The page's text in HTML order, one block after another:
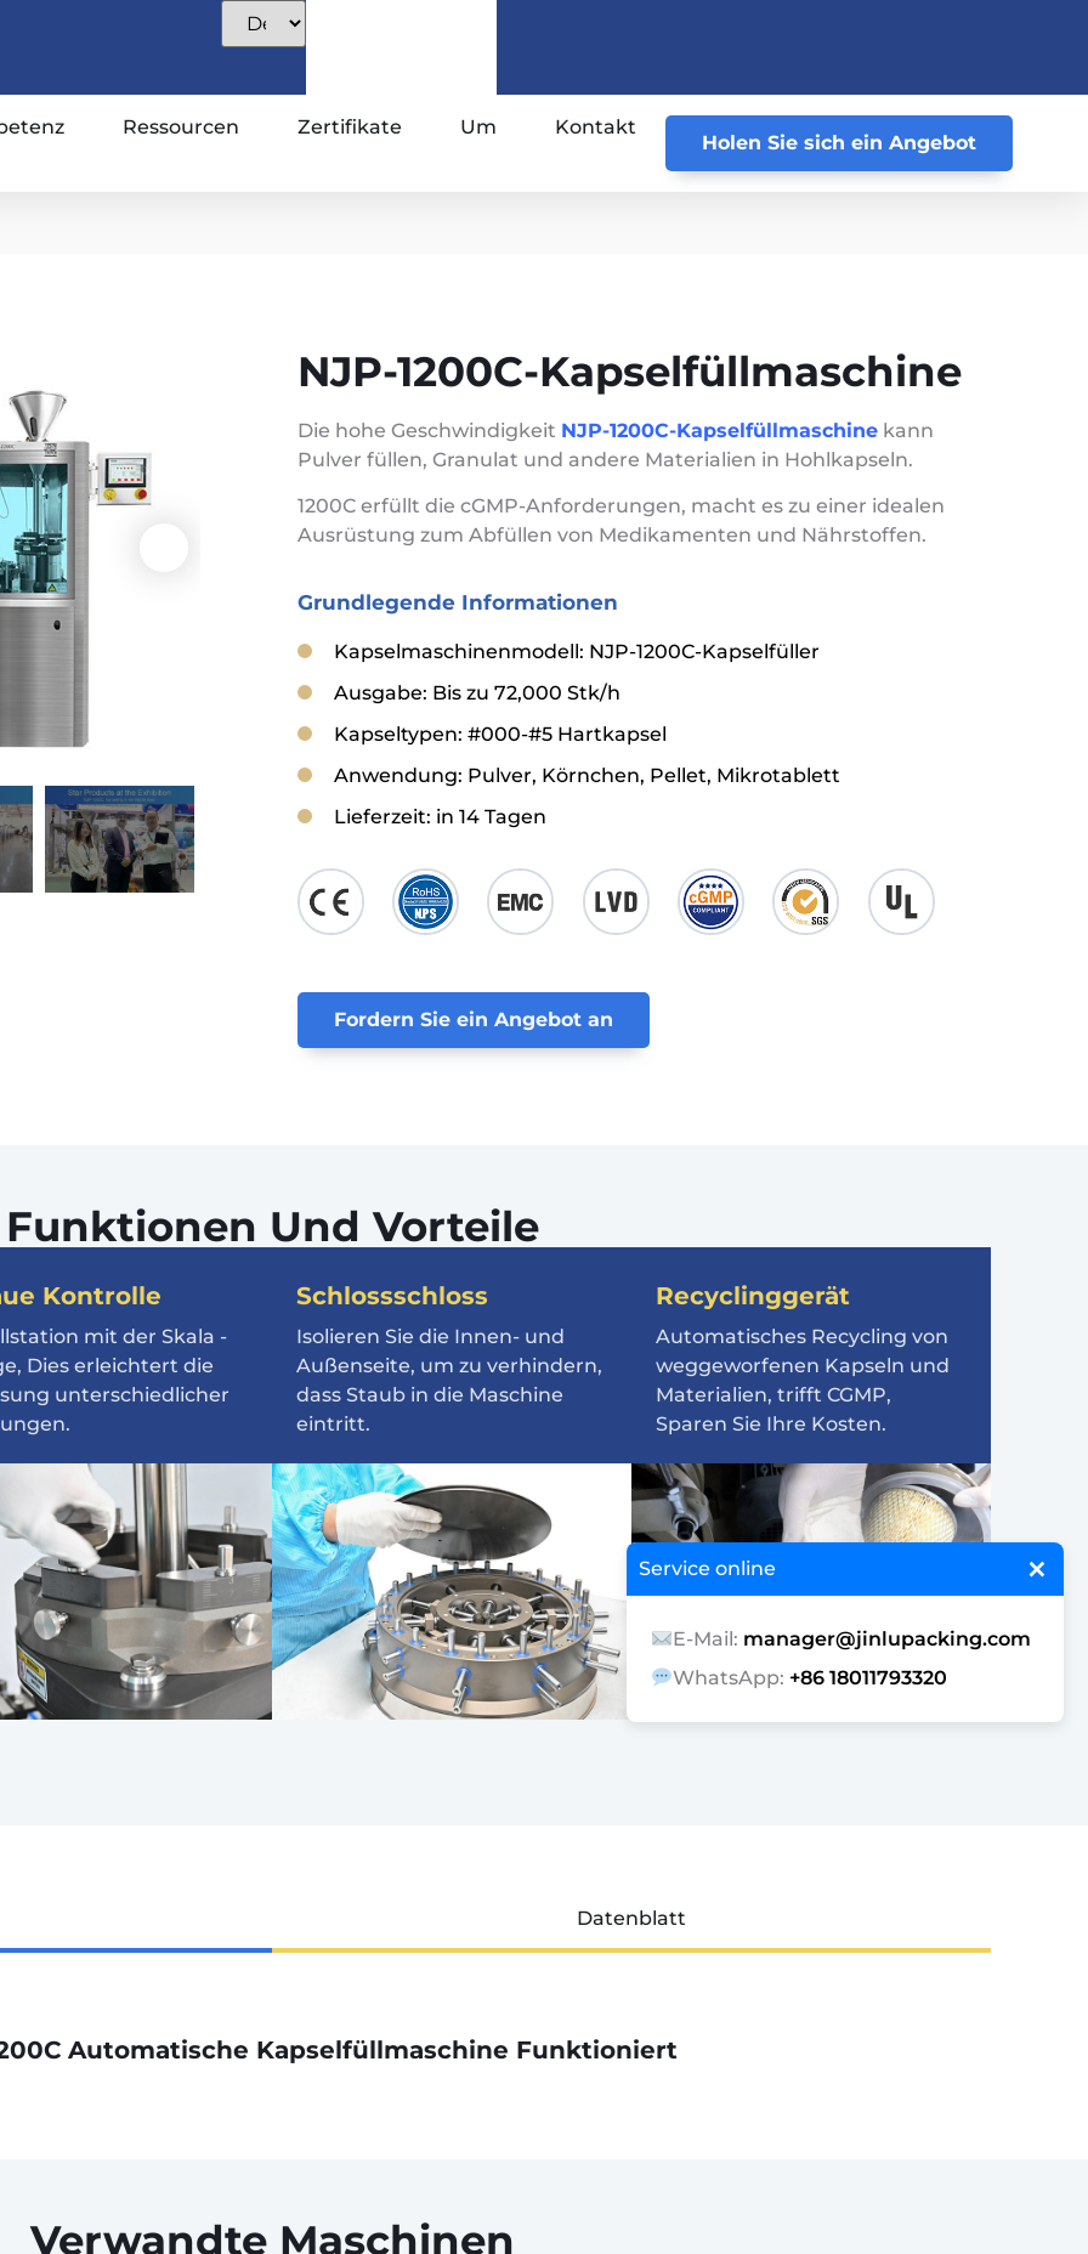
×
Service online
E-Mail: manager@jinlupacking.com
WhatsApp: +86 18011793320
Ressourcen Zertifikate Um Kontakt
Holen Sie sich ein Angebot
NJP-1200C-Kapselfüllmaschine
Die hohe Geschwindigkeit NJP-1200C-Kapselfüllmaschinekann
Pulver füllen, Granulat und andere Materialien in Hohlkapseln.
1200C erfüllt die cGMP-Anforderungen, macht es zu einer idealen
Ausrüstung zum Abfüllen von Medikamenten und Nährstoffen.
Grundlegende Informationen
Kapselmaschinenmodell: NJP-1200C-Kapselfüller
Ausgabe: Bis zu 72,000 Stk/h
Kapseltypen: #000-#5 Hartkapsel
Anwendung: Pulver, Körnchen, Pellet, Mikrotablett
Lieferzeit: in 14 Tagen
Fordern Sie ein Angebot an
Funktionen Und Vorteile
Kontrolle
mit der Skala -
Dies erleichtert die
unterschiedlicher
Schlossschloss
Isolieren Sie die Innen- und
Außenseite, um zu verhindern,
dass Staub in die Maschine
eintritt.
Recyclinggerät
Automatisches Recycling von
weggeworfenen Kapseln und
Materialien, trifft CGMP,
Sparen Sie Ihre Kosten.
Datenblatt
Automatische Kapselfüllmaschine Funktioniert
Verwandte Maschinen